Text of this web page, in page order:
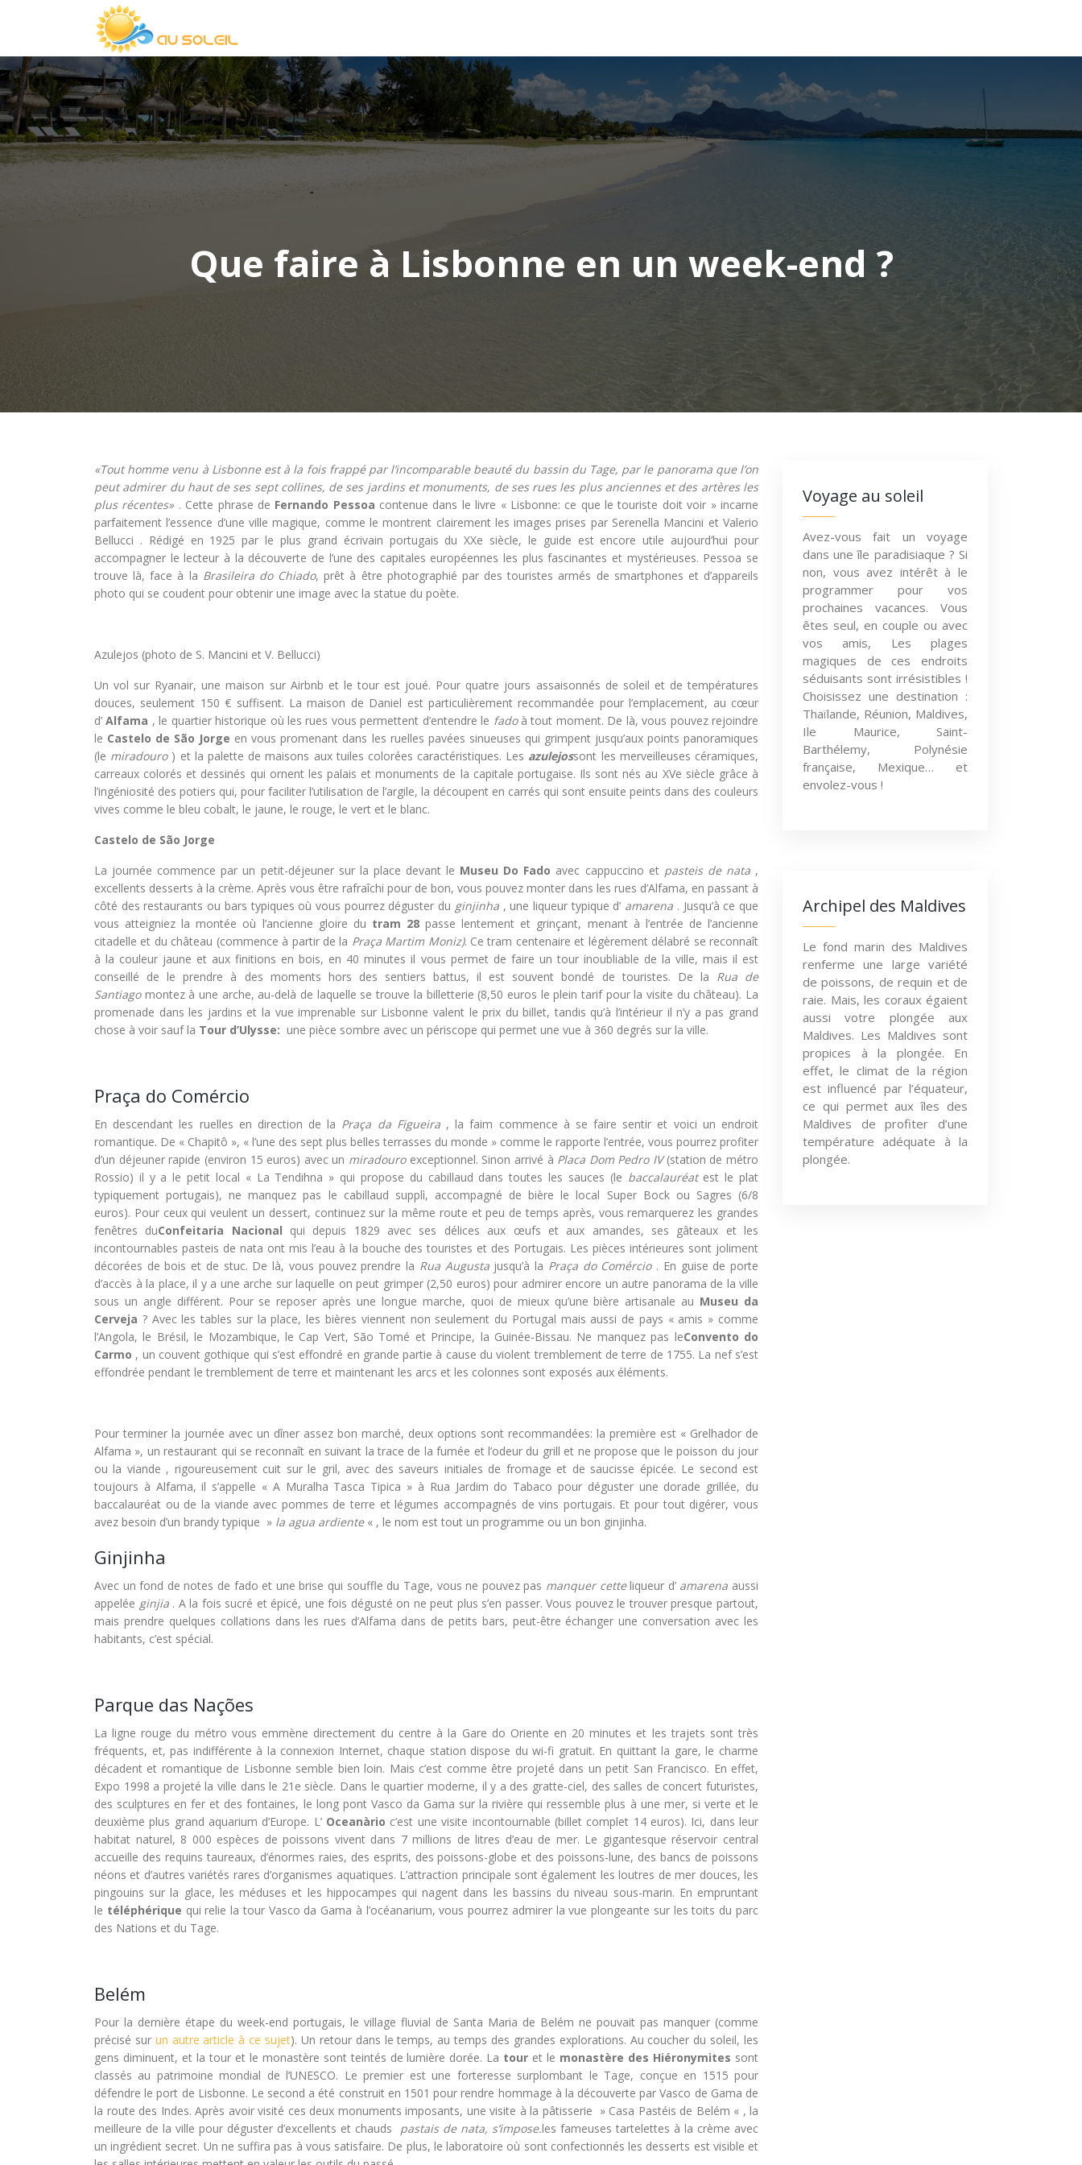
Que faire à Lisbonne en un week-end ?
«Tout homme venu à Lisbonne est à la fois frappé par l’incomparable beauté du bassin du Tage, par le panorama que l’on
peut admirer du haut de ses sept collines, de ses jardins et monuments, de ses rues les plus anciennes et des artères les
plus récentes» . Cette phrase de Fernando Pessoa contenue dans le livre « Lisbonne: ce que le touriste doit voir » incarne
parfaitement l’essence d’une ville magique, comme le montrent clairement les images prises par Serenella Mancini et Valerio
Bellucci . Rédigé en 1925 par le plus grand écrivain portugais du XXe siècle, le guide est encore utile aujourd’hui pour
accompagner le lecteur à la découverte de l’une des capitales européennes les plus fascinantes et mystérieuses. Pessoa se
trouve là, face à la Brasileira do Chiado, prêt à être photographié par des touristes armés de smartphones et d’appareils
photo qui se coudent pour obtenir une image avec la statue du poète.
Azulejos (photo de S. Mancini et V. Bellucci)
Un vol sur Ryanair, une maison sur Airbnb et le tour est joué. Pour quatre jours assaisonnés de soleil et de températures
douces, seulement 150 € suffisent. La maison de Daniel est particulièrement recommandée pour l’emplacement, au cœur
d’Alfama , le quartier historique où les rues vous permettent d’entendre le fadoà tout moment. De là, vous pouvez rejoindre
le Castelo de São Jorge en vous promenant dans les ruelles pavées sinueuses qui grimpent jusqu’aux points panoramiques
(le miradouro) et la palette de maisons aux tuiles colorées caractéristiques. Les azulejossont les merveilleuses céramiques,
carreaux colorés et dessinés qui ornent les palais et monuments de la capitale portugaise. Ils sont nés au XVe siècle grâce à
l’ingéniosité des potiers qui, pour faciliter l’utilisation de l’argile, la découpent en carrés qui sont ensuite peints dans des couleurs
vives comme le bleu cobalt, le jaune, le rouge, le vert et le blanc.
Castelo de São Jorge
La journée commence par un petit-déjeuner sur la place devant le Museu Do Fado avec cappuccino et pasteis de nata,
excellents desserts à la crème. Après vous être rafraîchi pour de bon, vous pouvez monter dans les rues d’Alfama, en passant à
côté des restaurants ou bars typiques où vous pourrez déguster du ginjinha, une liqueur typique d’ amarena . Jusqu’à ce que
vous atteigniez la montée où l’ancienne gloire du tram 28 passe lentement et grinçant, menant à l’entrée de l’ancienne
citadelle et du château (commence à partir de la Praça Martim Moniz). Ce tram centenaire et légèrement délabré se reconnaît
à la couleur jaune et aux finitions en bois, en 40 minutes il vous permet de faire un tour inoubliable de la ville, mais il est
conseillé de le prendre à des moments hors des sentiers battus, il est souvent bondé de touristes. De la Rua de
Santiagomontez à une arche, au-delà de laquelle se trouve la billetterie (8,50 euros le plein tarif pour la visite du château). La
promenade dans les jardins et la vue imprenable sur Lisbonne valent le prix du billet, tandis qu’à l’intérieur il n’y a pas grand
chose à voir sauf la Tour d’Ulysse: une pièce sombre avec un périscope qui permet une vue à 360 degrés sur la ville.
Praça do Comércio
En descendant les ruelles en direction de la Praça da Figueira, la faim commence à se faire sentir et voici un endroit
romantique. De « Chapitô », « l’une des sept plus belles terrasses du monde » comme le rapporte l’entrée, vous pourrez profiter
d’un déjeuner rapide (environ 15 euros) avec un miradouroexceptionnel. Sinon arrivé à Placa Dom Pedro IV(station de métro
Rossio) il y a le petit local « La Tendihna » qui propose du cabillaud dans toutes les sauces (le baccalauréatest le plat
typiquement portugais), ne manquez pas le cabillaud supplì, accompagné de bière le local Super Bock ou Sagres (6/8
euros). Pour ceux qui veulent un dessert, continuez sur la même route et peu de temps après, vous remarquerez les grandes
fenêtres duConfeitaria Nacional qui depuis 1829 avec ses délices aux œufs et aux amandes, ses gâteaux et les
incontournables pasteis de nata ont mis l’eau à la bouche des touristes et des Portugais. Les pièces intérieures sont joliment
décorées de bois et de stuc. De là, vous pouvez prendre la Rua Augustajusqu’à la Praça do Comércio. En guise de porte
d’accès à la place, il y a une arche sur laquelle on peut grimper (2,50 euros) pour admirer encore un autre panorama de la ville
sous un angle différent. Pour se reposer après une longue marche, quoi de mieux qu’une bière artisanale au Museu da
Cerveja ? Avec les tables sur la place, les bières viennent non seulement du Portugal mais aussi de pays « amis » comme
l’Angola, le Brésil, le Mozambique, le Cap Vert, São Tomé et Principe, la Guinée-Bissau. Ne manquez pas leConvento do
Carmo , un couvent gothique qui s’est effondré en grande partie à cause du violent tremblement de terre de 1755. La nef s’est
effondrée pendant le tremblement de terre et maintenant les arcs et les colonnes sont exposés aux éléments.
Pour terminer la journée avec un dîner assez bon marché, deux options sont recommandées: la première est « Grelhador de
Alfama », un restaurant qui se reconnaît en suivant la trace de la fumée et l’odeur du grill et ne propose que le poisson du jour
ou la viande , rigoureusement cuit sur le gril, avec des saveurs initiales de fromage et de saucisse épicée. Le second est
toujours à Alfama, il s’appelle « A Muralha Tasca Tipica » à Rua Jardim do Tabaco pour déguster une dorade grillée, du
baccalauréat ou de la viande avec pommes de terre et légumes accompagnés de vins portugais. Et pour tout digérer, vous
avez besoin d’un brandy typique » la agua ardiente« , le nom est tout un programme ou un bon ginjinha.
Ginjinha
Avec un fond de notes de fado et une brise qui souffle du Tage, vous ne pouvez pas manquer cetteliqueur d’ amarena aussi
appelée ginjia. A la fois sucré et épicé, une fois dégusté on ne peut plus s’en passer. Vous pouvez le trouver presque partout,
mais prendre quelques collations dans les rues d’Alfama dans de petits bars, peut-être échanger une conversation avec les
habitants, c’est spécial.
Parque das Nações
La ligne rouge du métro vous emmène directement du centre à la Gare do Oriente en 20 minutes et les trajets sont très
fréquents, et, pas indifférente à la connexion Internet, chaque station dispose du wi-fi gratuit. En quittant la gare, le charme
décadent et romantique de Lisbonne semble bien loin. Mais c’est comme être projeté dans un petit San Francisco. En effet,
Expo 1998 a projeté la ville dans le 21e siècle. Dans le quartier moderne, il y a des gratte-ciel, des salles de concert futuristes,
des sculptures en fer et des fontaines, le long pont Vasco da Gama sur la rivière qui ressemble plus à une mer, si verte et le
deuxième plus grand aquarium d’Europe. L’ Oceanàrio c’est une visite incontournable (billet complet 14 euros). Ici, dans leur
habitat naturel, 8 000 espèces de poissons vivent dans 7 millions de litres d’eau de mer. Le gigantesque réservoir central
accueille des requins taureaux, d’énormes raies, des esprits, des poissons-globe et des poissons-lune, des bancs de poissons
néons et d’autres variétés rares d’organismes aquatiques. L’attraction principale sont également les loutres de mer douces, les
pingouins sur la glace, les méduses et les hippocampes qui nagent dans les bassins du niveau sous-marin. En empruntant
le téléphérique qui relie la tour Vasco da Gama à l’océanarium, vous pourrez admirer la vue plongeante sur les toits du parc
des Nations et du Tage.
Belém
Pour la dernière étape du week-end portugais, le village fluvial de Santa Maria de Belém ne pouvait pas manquer (comme
précisé sur un autre article à ce sujet). Un retour dans le temps, au temps des grandes explorations. Au coucher du soleil, les
gens diminuent, et la tour et le monastère sont teintés de lumière dorée. La tour et le monastère des Hiéronymites sont
classés au patrimoine mondial de l’UNESCO. Le premier est une forteresse surplombant le Tage, conçue en 1515 pour
défendre le port de Lisbonne. Le second a été construit en 1501 pour rendre hommage à la découverte par Vasco de Gama de
la route des Indes. Après avoir visité ces deux monuments imposants, une visite à la pâtisserie » Casa Pastéis de Belém « , la
meilleure de la ville pour déguster d’excellents et chauds pastais de nata, s’impose.les fameuses tartelettes à la crème avec
un ingrédient secret. Un ne suffira pas à vous satisfaire. De plus, le laboratoire où sont confectionnés les desserts est visible et
Voyage au soleil
Avez-vous fait un voyage
dans une île paradisiaque ? Si
non, vous avez intérêt à le
programmer pour vos
prochaines vacances. Vous
êtes seul, en couple ou avec
vos amis, Les plages
magiques de ces endroits
séduisants sont irrésistibles !
Choisissez une destination :
Thaïlande, Réunion, Maldives,
Ile Maurice, Saint-
Barthélemy, Polynésie
française, Mexique… et
envolez-vous !
Archipel des Maldives
Le fond marin des Maldives
renferme une large variété
de poissons, de requin et de
raie. Mais, les coraux égaient
aussi votre plongée aux
Maldives. Les Maldives sont
propices à la plongée. En
effet, le climat de la région
est influencé par l’équateur,
ce qui permet aux îles des
Maldives de profiter d’une
température adéquate à la
plongée.